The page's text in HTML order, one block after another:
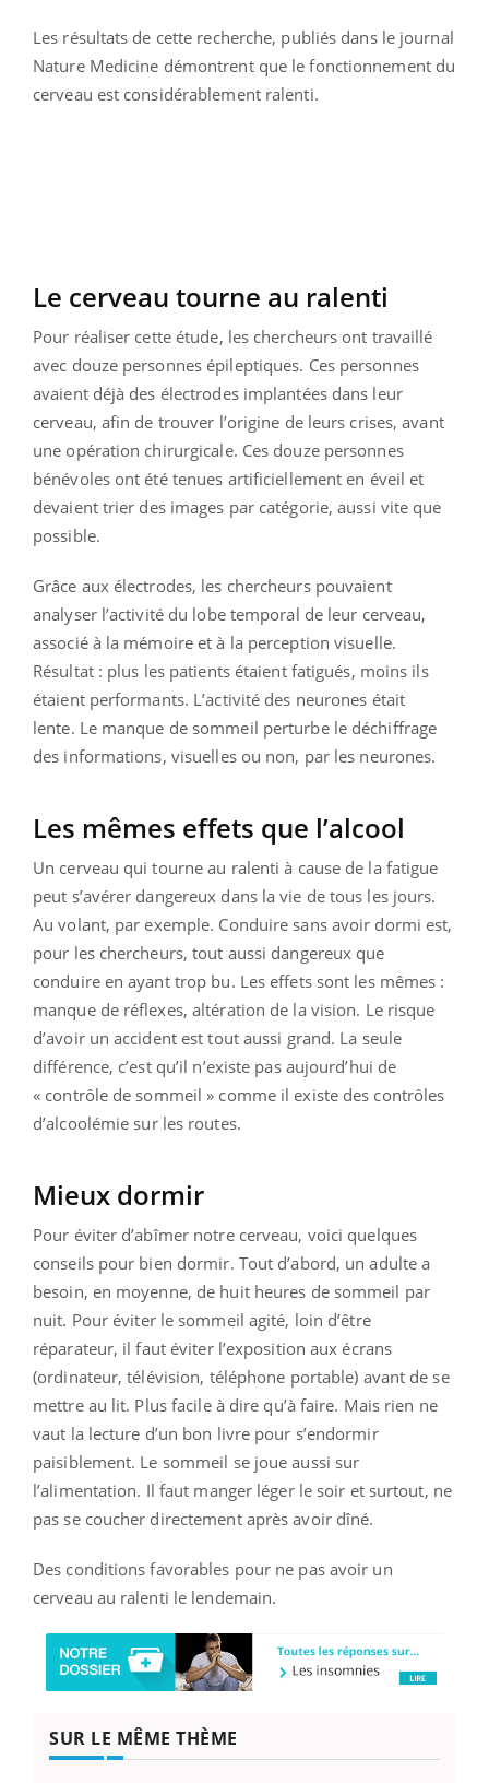
Les résultats de cette recherche, publiés dans le journal
Nature Medicine démontrent que le fonctionnement du
cerveau est considérablement ralenti.
Le cerveau tourne au ralenti
Pour réaliser cette étude, les chercheurs ont travaillé
avec douze personnes épileptiques. Ces personnes
avaient déjà des électrodes implantées dans leur
cerveau, afin de trouver l’origine de leurs crises, avant
une opération chirurgicale. Ces douze personnes
bénévoles ont été tenues artificiellement en éveil et
devaient trier des images par catégorie, aussi vite que
possible.
Grâce aux électrodes, les chercheurs pouvaient
analyser l’activité du lobe temporal de leur cerveau,
associé à la mémoire et à la perception visuelle.
Résultat : plus les patients étaient fatigués, moins ils
étaient performants. L’activité des neurones était
lente. Le manque de sommeil perturbe le déchiffrage
des informations, visuelles ou non, par les neurones.
Les mêmes effets que l’alcool
Un cerveau qui tourne au ralenti à cause de la fatigue
peut s’avérer dangereux dans la vie de tous les jours.
Au volant, par exemple. Conduire sans avoir dormi est,
pour les chercheurs, tout aussi dangereux que
conduire en ayant trop bu. Les effets sont les mêmes :
manque de réflexes, altération de la vision. Le risque
d’avoir un accident est tout aussi grand. La seule
différence, c’est qu’il n’existe pas aujourd’hui de
« contrôle de sommeil » comme il existe des contrôles
d’alcoolémie sur les routes.
Mieux dormir
Pour éviter d’abîmer notre cerveau, voici quelques
conseils pour bien dormir. Tout d’abord, un adulte a
besoin, en moyenne, de huit heures de sommeil par
nuit. Pour éviter le sommeil agité, loin d’être
réparateur, il faut éviter l’exposition aux écrans
(ordinateur, télévision, téléphone portable) avant de se
mettre au lit. Plus facile à dire qu’à faire. Mais rien ne
vaut la lecture d’un bon livre pour s’endormir
paisiblement. Le sommeil se joue aussi sur
l’alimentation. Il faut manger léger le soir et surtout, ne
pas se coucher directement après avoir dîné.
Des conditions favorables pour ne pas avoir un
cerveau au ralenti le lendemain.
SUR LE MÊME THÈME